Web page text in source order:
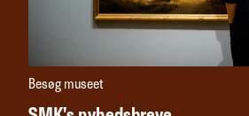
Besøg museet